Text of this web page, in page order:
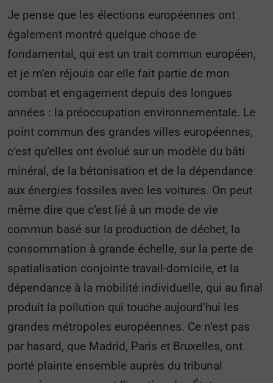
Je pense que les élections européennes ont
également montré quelque chose de
fondamental, qui est un trait commun européen,
et je m’en réjouis car elle fait partie de mon
combat et engagement depuis des longues
années : la préoccupation environnementale. Le
point commun des grandes villes européennes,
c’est qu’elles ont évolué sur un modèle du bâti
minéral, de la bétonisation et de la dépendance
aux énergies fossiles avec les voitures. On peut
même dire que c’est lié à un mode de vie
commun basé sur la production de déchet, la
consommation à grande échelle, sur la perte de
spatialisation conjointe travail-domicile, et la
dépendance à la mobilité individuelle, qui au final
produit la pollution qui touche aujourd’hui les
grandes métropoles européennes. Ce n’est pas
par hasard, que Madrid, Paris et Bruxelles, ont
porté plainte ensemble auprès du tribunal